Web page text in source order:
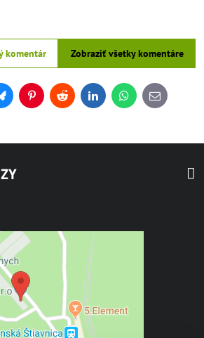
komentár Zobraziť všetky komentáre
BlueskyPinterestReddit LinkedInWhatsApp
E-
mail